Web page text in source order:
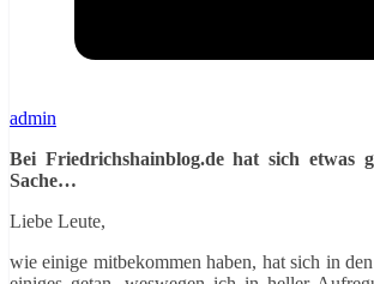
admin
Bei Friedrichshainblog.de hat sich etwas
Sache…
Liebe Leute,
wie einige mitbekommen haben, hat sich in